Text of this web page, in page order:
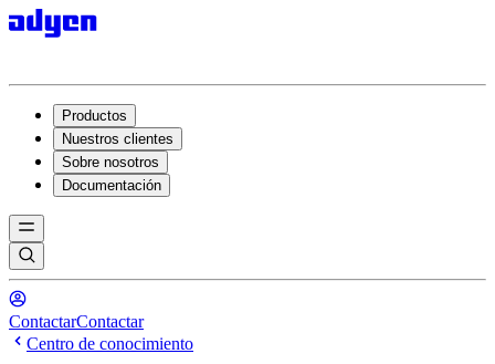
Productos
Nuestros clientes
Sobre nosotros
Documentación
ContactarContactar
Centro de conocimiento